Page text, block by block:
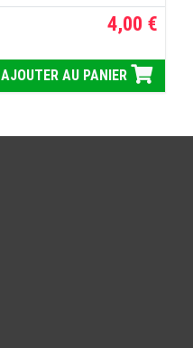
4,00 €
AJOUTER AU PANIER